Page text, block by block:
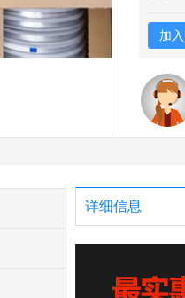
加
详细信息